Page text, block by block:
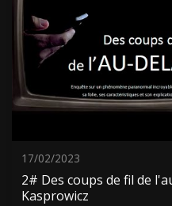
17/02/2023
2# Des coups de fil de
Kasprowicz